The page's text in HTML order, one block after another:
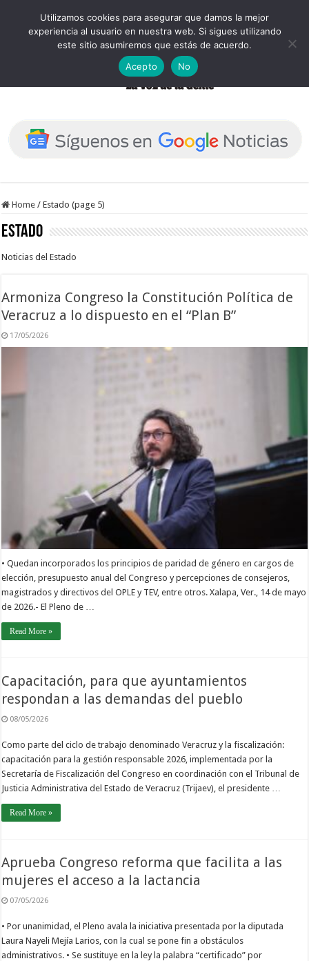
Home / Estado (page 5)
Estado
Noticias del Estado
Armoniza Congreso la Constitución Política de
Veracruz a lo dispuesto en el “Plan B”
17/05/2026
• Quedan incorporados los principios de paridad de género en cargos de
elección, presupuesto anual del Congreso y percepciones de consejeros,
magistrados y directivos del OPLE y TEV, entre otros. Xalapa, Ver., 14 de mayo
de 2026.- El Pleno de …
Read More »
Capacitación, para que ayuntamientos
respondan a las demandas del pueblo
08/05/2026
Como parte del ciclo de trabajo denominado Veracruz y la fiscalización:
capacitación para la gestión responsable 2026, implementada por la
Secretaría de Fiscalización del Congreso en coordinación con el Tribunal de
Justicia Administrativa del Estado de Veracruz (Trijaev), el presidente …
Read More »
Aprueba Congreso reforma que facilita a las
mujeres el acceso a la lactancia
07/05/2026
• Por unanimidad, el Pleno avala la iniciativa presentada por la diputada
Laura Nayeli Mejía Larios, con la cual se pone fin a obstáculos
administrativos. • Se sustituye en la ley la palabra “certificado” por
Utilizamos cookies para asegurar que damos la mejor
experiencia al usuario en nuestra web. Si sigues utilizando
este sitio asumiremos que estás de acuerdo.
Acepto
No